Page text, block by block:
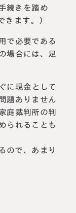
続きを踏め
きます。）
で必要である
場合には、足
に現金として
題ありません
庭裁判所の判
られることも
ので、あまり